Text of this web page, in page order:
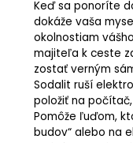
Keď sa ponoríte
dokáže vaša
okolnostiam
majiteľa k ceste
zostať verným
Sodalit ruší
položiť na
Pomôže ľuďom,
budov“ alebo na